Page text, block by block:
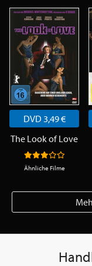
DVD 3,49 €
The Look of Love
Ähnliche Filme